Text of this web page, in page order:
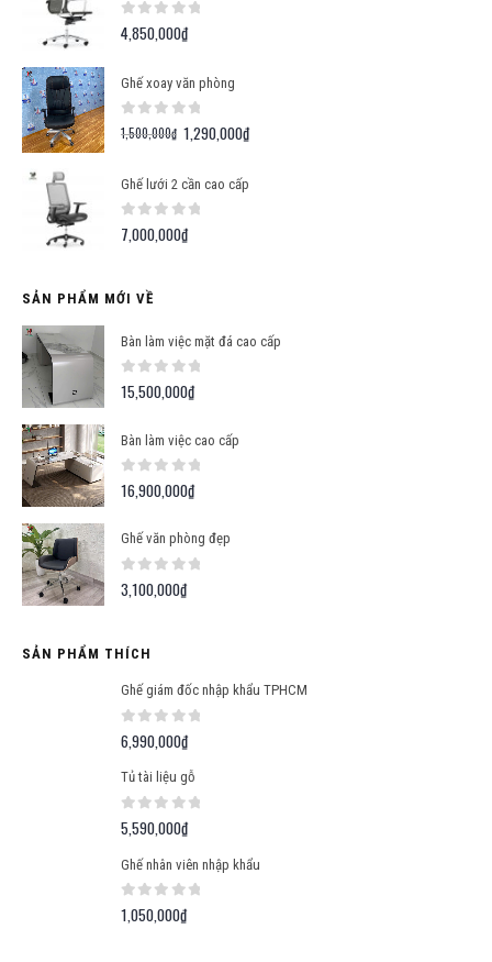
0 out of 5
4,850,000₫
Ghế xoay văn phòng
0out of 5
1,500,000₫ Giá
là:
1,500,000₫.
1,290,000₫Giá
Ghế lưới 2 cần cao cấp
0 out of 5
7,000,000₫
SẢN PHẨM MỚI VỀ
Bàn làm việc mặt đá cao cấp
0out of 5
15,500,000₫
Bàn làm việc cao cấp
0out of 5
16,900,000₫
Ghế văn phòng đẹp
0 out of 5
3,100,000₫
SẢN PHẨM THÍCH
Ghế giám đốc nhập khẩu TPHCM
0 out of 5
6,990,000₫
Tủ tài liệu gỗ
0 out of 5
5,590,000₫
Ghế nhân viên nhập khẩu
0 out of 5
1,050,000₫